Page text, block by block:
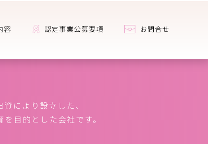
容 認定事業公募要項 お問合せ
により設立した、
目的とした会社です。